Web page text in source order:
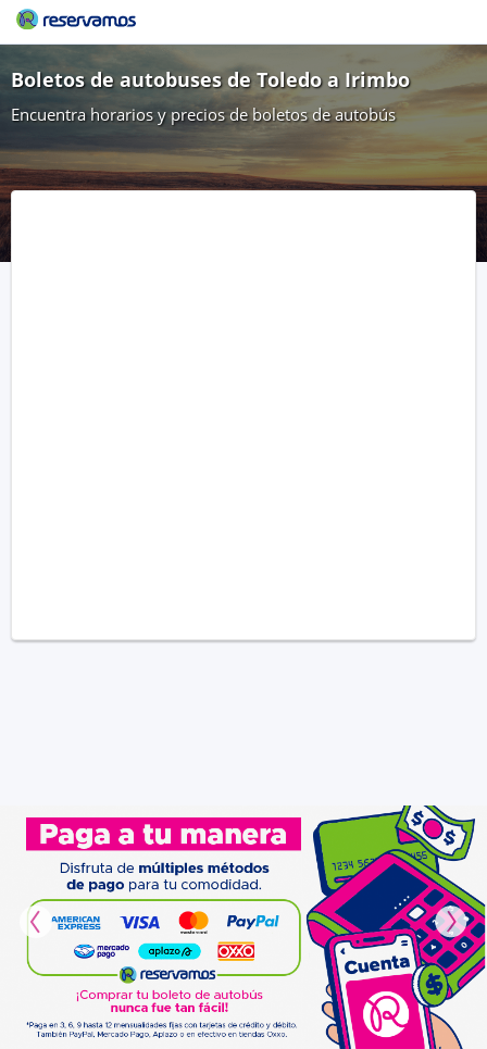
Boletos de autobuses de Toledo a Irimbo
Encuentra horarios y precios de boletos de autobús